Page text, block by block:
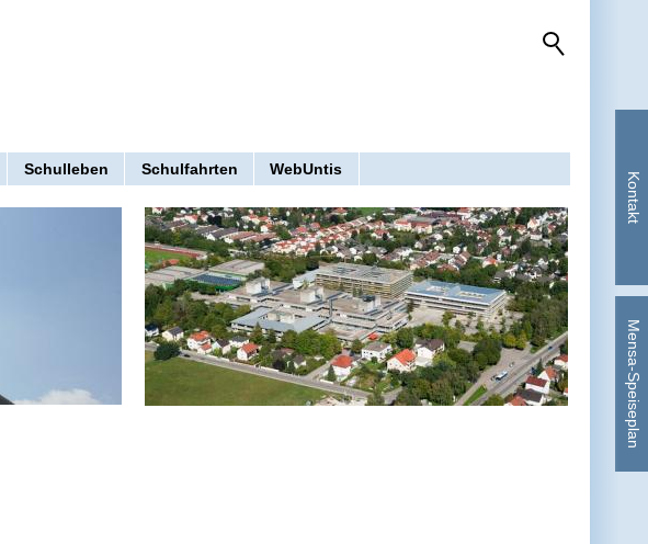
Schulleben Schulfahrten WebUntis
Kontakt
Mensa-Speiseplan